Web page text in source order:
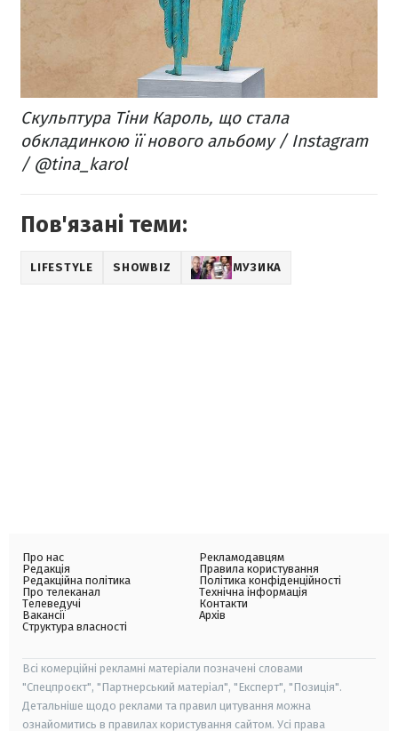
Скульптура Тіни Кароль, що стала
обкладинкою її нового альбому / Instagram
/ @tina_karol
Пов'язані теми:
LIFESTYLE SHOWBIZ МУЗИКА
Про нас
Редакція
Редакційна політика
Про телеканал
Телеведучі
Вакансії
Структура власності
Рекламодавцям
Правила користування
Політика конфіденційності
Технічна інформація
Контакти
Архів
Всі комерційні рекламні матеріали позначені словами
"Спецпроєкт", "Партнерський матеріал", "Експерт", "Позиція".
Детальніше щодо реклами та правил цитування можна
ознайомитись в правилах користування сайтом. Усі права